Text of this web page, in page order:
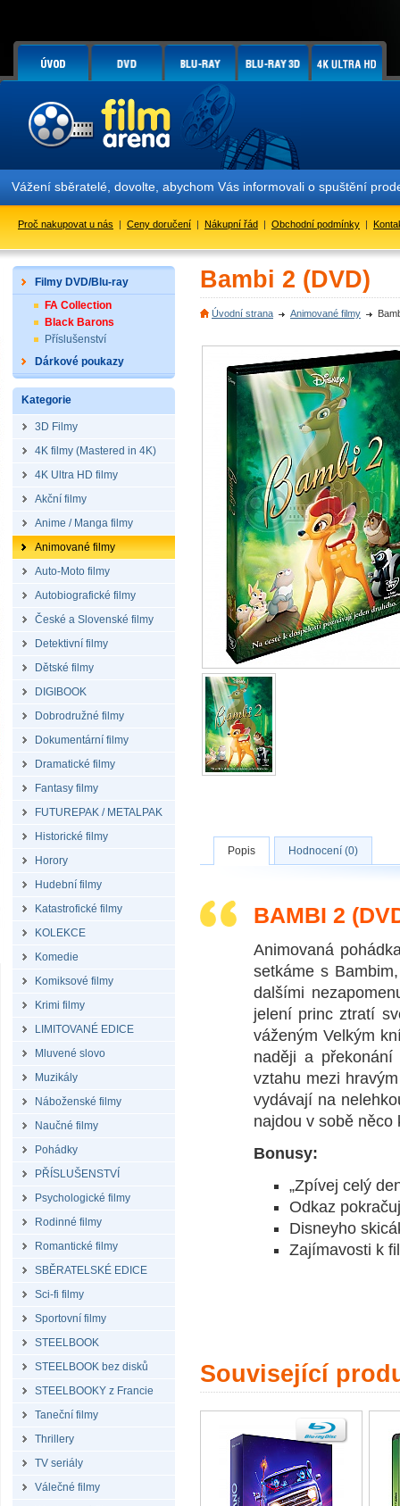
Vážení sběratelé, dovolte, abychom Vás informovali o spuštění
Proč nakupovat u nás | Ceny doručení | Nákupní řád | Obchodní podmínky |
Filmy DVD/Blu-ray
FA Collection
Black Barons
Příslušenství
Dárkové poukazy
Kategorie
3D Filmy
4K filmy (Mastered in 4K)
4K Ultra HD filmy
Akční filmy
Anime / Manga filmy
Animované filmy
Auto-Moto filmy
Autobiografické filmy
České a Slovenské filmy
Detektivní filmy
Dětské filmy
DIGIBOOK
Dobrodružné filmy
Dokumentární filmy
Dramatické filmy
Fantasy filmy
FUTUREPAK / METALPAK
Historické filmy
Horory
Hudební filmy
Katastrofické filmy
KOLEKCE
Komedie
Komiksové filmy
Krimi filmy
LIMITOVANÉ EDICE
Mluvené slovo
Muzikály
Náboženské filmy
Naučné filmy
Pohádky
PŘÍSLUŠENSTVÍ
Psychologické filmy
Rodinné filmy
Romantické filmy
SBĚRATELSKÉ EDICE
Sci-fi filmy
Sportovní filmy
STEELBOOK
STEELBOOK bez disků
STEELBOOKY z Francie
Taneční filmy
Thrillery
TV seriály
Válečné filmy
Bambi 2 (DVD)
Úvodní strana Animované filmy
Popis Hodnocení (0)
BAMBI 2
Animovaná
setkáme s
dalšími
jelení princ ztratí
váženým Velkým
naději a
vztahu mezi
vydávají na
najdou v sobě něco
Bonusy:
„Zpívej celý
Odkaz
Disneyho
Zajímavosti k
Související